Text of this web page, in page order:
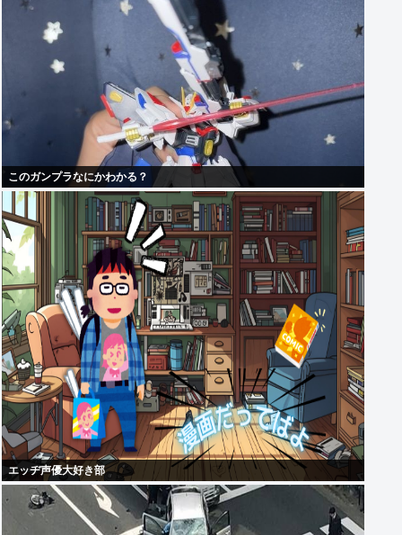
このガンプラなにかわかる？
エッヂ声優大好き部